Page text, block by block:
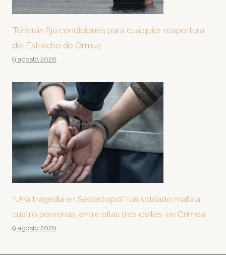
Teherán fija condiciones para cualquier reapertura
del Estrecho de Ormuz
9 agosto 2026
“Una tragedia en Sebastopol”: un soldado mata a
cuatro personas, entre ellas tres civiles, en Crimea
9 agosto 2026